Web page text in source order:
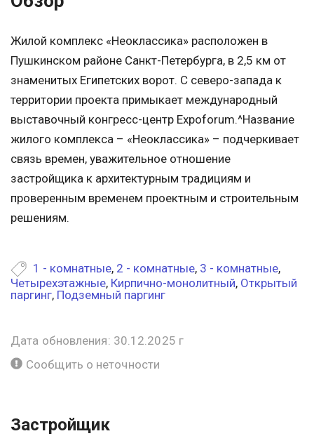
Жилой комплекс «Неоклассика» расположен в
Пушкинском районе Санкт-Петербурга, в 2,5 км от
знаменитых Египетских ворот. С северо-запада к
территории проекта примыкает международный
выставочный конгресс-центр Expoforum.^Название
жилого комплекса – «Неоклассика» – подчеркивает
связь времен, уважительное отношение
застройщика к архитектурным традициям и
проверенным временем проектным и строительным
решениям.
1 - комнатные, 2 - комнатные, 3 - комнатные,
Четырехэтажные, Кирпично-монолитный, Открытый
паргинг, Подземный паргинг
Дата обновления: 30.12.2025 г
Сообщить о неточности
Застройщик